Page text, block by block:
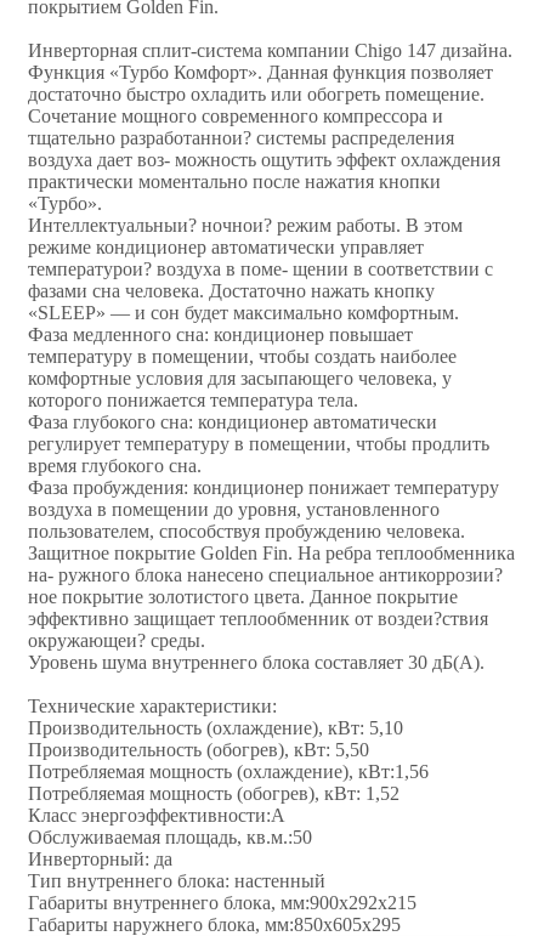
покрытием Golden Fin.
Инверторная сплит-система компании Chigo 147 дизайна.
Функция «Турбо Комфорт». Данная функция позволяет
достаточно быстро охладить или обогреть помещение.
Сочетание мощного современного компрессора и
тщательно разработаннои? системы распределения
воздуха дает воз- можность ощутить эффект охлаждения
практически моментально после нажатия кнопки
«Турбо».
Интеллектуальныи? ночнои? режим работы. В этом
режиме кондиционер автоматически управляет
температурои? воздуха в поме- щении в соответствии с
фазами сна человека. Достаточно нажать кнопку
«SLEEP» — и сон будет максимально комфортным.
Фаза медленного сна: кондиционер повышает
температуру в помещении, чтобы создать наиболее
комфортные условия для засыпающего человека, у
которого понижается температура тела.
Фаза глубокого сна: кондиционер автоматически
регулирует температуру в помещении, чтобы продлить
время глубокого сна.
Фаза пробуждения: кондиционер понижает температуру
воздуха в помещении до уровня, установленного
пользователем, способствуя пробуждению человека.
Защитное покрытие Golden Fin. На ребра теплообменника
на- ружного блока нанесено специальное антикоррозии?
ное покрытие золотистого цвета. Данное покрытие
эффективно защищает теплообменник от воздеи?ствия
окружающеи? среды.
Уровень шума внутреннего блока составляет 30 дБ(А).
Технические характеристики:
Производительность (охлаждение), кВт: 5,10
Производительность (обогрев), кВт: 5,50
Потребляемая мощность (охлаждение), кВт:1,56
Потребляемая мощность (обогрев), кВт: 1,52
Класс энергоэффективности:А
Обслуживаемая площадь, кв.м.:50
Инверторный: да
Тип внутреннего блока: настенный
Габариты внутреннего блока, мм:900x292x215
Габариты наружнего блока, мм:850x605x295